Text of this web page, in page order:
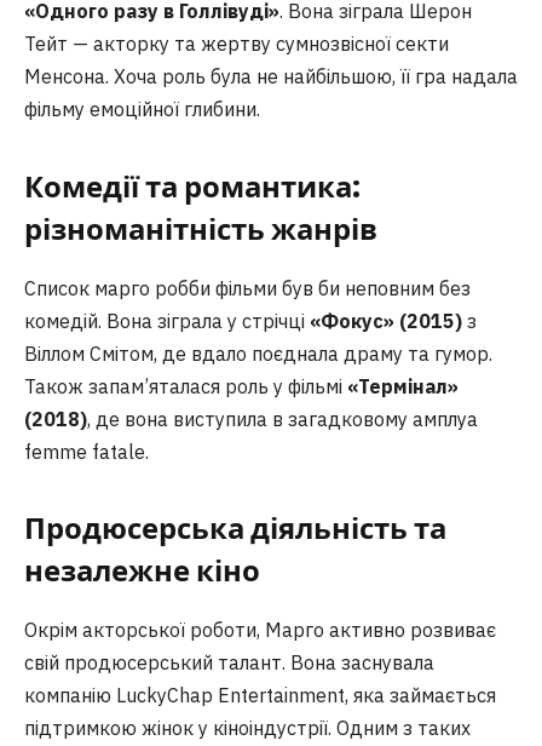
«Одного разу в Голлівуді». Вона зіграла Шерон
Тейт — акторку та жертву сумнозвісної секти
Менсона. Хоча роль була не найбільшою, її гра надала
фільму емоційної глибини.
Комедії та романтика:
різноманітність жанрів
Список марго робби фільми був би неповним без
комедій. Вона зіграла у стрічці «Фокус» (2015) з
Віллом Смітом, де вдало поєднала драму та гумор.
Також запам’яталася роль у фільмі «Термінал»
(2018), де вона виступила в загадковому амплуа
femme fatale.
Продюсерська діяльність та
незалежне кіно
Окрім акторської роботи, Марго активно розвиває
свій продюсерський талант. Вона заснувала
компанію LuckyChap Entertainment, яка займається
підтримкою жінок у кіноіндустрії. Одним з таких